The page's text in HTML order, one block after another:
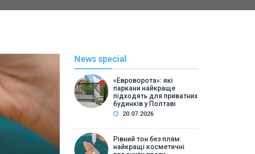
News special
«Евроворота»: які
паркани найкраще
підходять для приватних
будинків у Полтаві
20.07.2026
Рівний тон без плям:
найкращі косметичні